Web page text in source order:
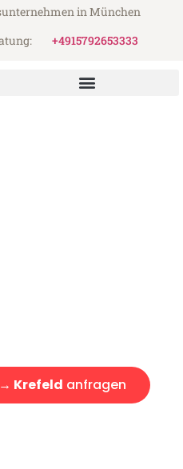
in München
+4915792653333
Krefeld anfragen